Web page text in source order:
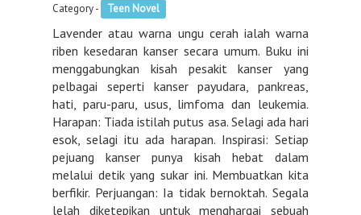
Category - Teen Novel
Lavender atau warna ungu cerah ialah warna
riben kesedaran kanser secara umum. Buku ini
menggabungkan kisah pesakit kanser yang
pelbagai seperti kanser payudara, pankreas,
hati, paru-paru, usus, limfoma dan leukemia.
Harapan: Tiada istilah putus asa. Selagi ada hari
esok, selagi itu ada harapan. Inspirasi: Setiap
pejuang kanser punya kisah hebat dalam
melalui detik yang sukar ini. Membuatkan kita
berfikir. Perjuangan: Ia tidak bernoktah. Segala
lelah diketepikan untuk menghargai sebuah